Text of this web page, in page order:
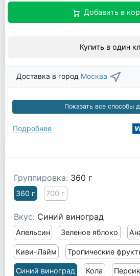
Добавить в
Купить в один
Доставка в город Москва
Показать все способы
Подробнее
Группировка: 360 г
360 г 700 г
Вкус: Синий виноград
Апельсин Зеленое яблоко
Киви-Лайм Тропические
Синий виноград Кола